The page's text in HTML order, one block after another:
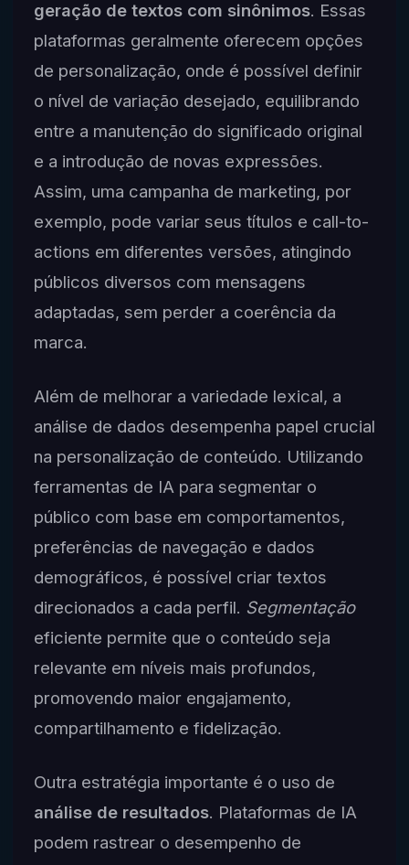
geração de textos com sinônimos. Essas
plataformas geralmente oferecem opções
de personalização, onde é possível definir
o nível de variação desejado, equilibrando
entre a manutenção do significado original
e a introdução de novas expressões.
Assim, uma campanha de marketing, por
exemplo, pode variar seus títulos e call-to-
actions em diferentes versões, atingindo
públicos diversos com mensagens
adaptadas, sem perder a coerência da
marca.
Além de melhorar a variedade lexical, a
análise de dados desempenha papel crucial
na personalização de conteúdo. Utilizando
ferramentas de IA para segmentar o
público com base em comportamentos,
preferências de navegação e dados
demográficos, é possível criar textos
direcionados a cada perfil. Segmentação
eficiente permite que o conteúdo seja
relevante em níveis mais profundos,
promovendo maior engajamento,
compartilhamento e fidelização.
Outra estratégia importante é o uso de
análise de resultados. Plataformas de IA
podem rastrear o desempenho de